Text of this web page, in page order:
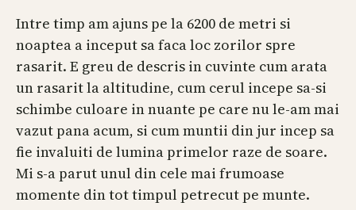
Intre timp am ajuns pe la 6200 de metri si
noaptea a inceput sa faca loc zorilor spre
rasarit. E greu de descris in cuvinte cum arata
un rasarit la altitudine, cum cerul incepe sa-si
schimbe culoare in nuante pe care nu le-am mai
vazut pana acum, si cum muntii din jur incep sa
fie invaluiti de lumina primelor raze de soare.
Mi s-a parut unul din cele mai frumoase
momente din tot timpul petrecut pe munte.